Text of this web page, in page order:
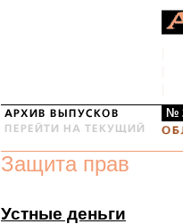
№
Защита прав
Устные деньги